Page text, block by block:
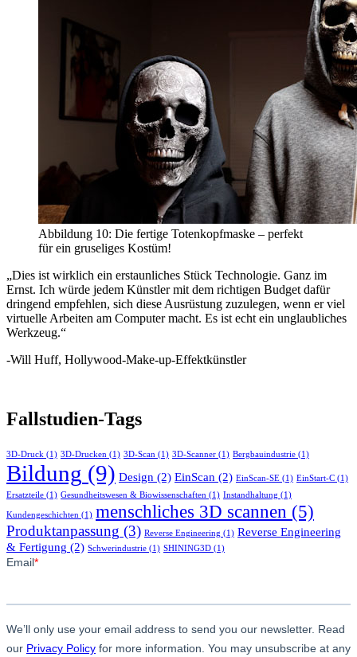
Abbildung 10: Die fertige Totenkopfmaske – perfekt
für ein gruseliges Kostüm!
„Dies ist wirklich ein erstaunliches Stück Technologie. Ganz im
Ernst. Ich würde jedem Künstler mit dem richtigen Budget dafür
dringend empfehlen, sich diese Ausrüstung zuzulegen, wenn er viel
virtuelle Arbeiten am Computer macht. Es ist echt ein unglaubliches
Werkzeug.“
-Will Huff, Hollywood-Make-up-Effektkünstler
Fallstudien-Tags
3D-Druck (1) 3D-Drucken (1) 3D-Scan (1) 3D-Scanner (1) Bergbauindustrie (1)
Bildung (9) Design (2) EinScan (2) EinScan-SE (1) EinStart-C (1)
Ersatzteile (1) Gesundheitswesen & Biowissenschaften (1) Instandhaltung (1)
Kundengeschichten (1) menschliches 3D scannen (5)
Produktanpassung (3) Reverse Engineering (1) Reverse Engineering
& Fertigung (2) Schwerindustrie (1) SHINING3D (1)